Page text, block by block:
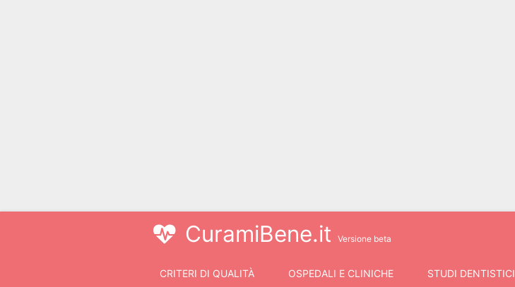
CuramiBene.it Versione beta
CRITERI DI QUALITÀ OSPEDALI E CLINICHE STUDI DENTISTICI